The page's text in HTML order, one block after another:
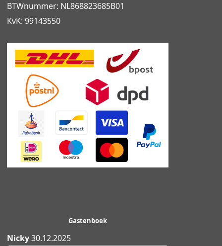
BTWnummer: NL868823685B01
KvK: 99143550
Gastenboek
Nicky30.12.2025